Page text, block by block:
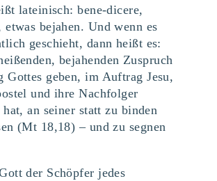
lateinisch: bene-dicere,
etwas bejahen. Und wenn es
geschieht, dann heißt es:
bejahenden Zuspruch
Gottes geben, im Auftrag Jesu,
und ihre Nachfolger
an seiner statt zu binden
(Mt 18,18) – und zu segnen
der Schöpfer jedes